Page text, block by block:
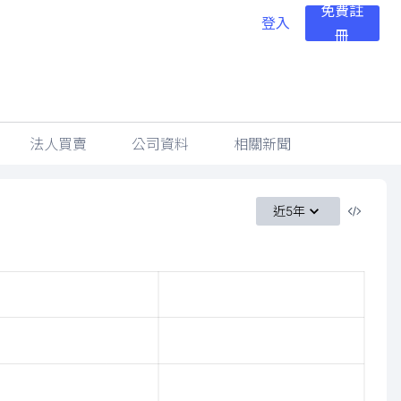
登入
免費註
冊
法人買賣 公司資料 相關新聞
近5年